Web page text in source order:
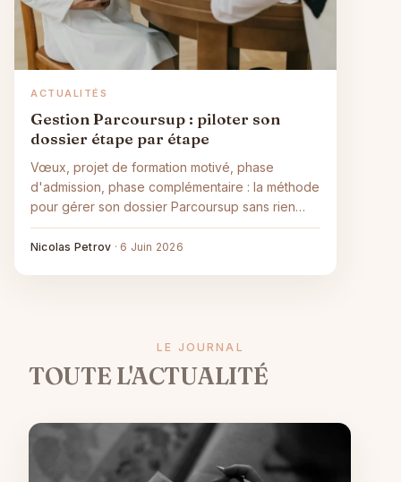
ACTUALITÉS
Gestion Parcoursup : piloter son
dossier étape par étape
Vœux, projet de formation motivé, phase
d'admission, phase complémentaire : la méthode
pour gérer son dossier Parcoursup sans rien
laisser au hasard.
Nicolas Petrov · 6 Juin 2026
LE JOURNAL
TOUTE L'ACTUALITÉ